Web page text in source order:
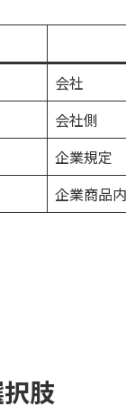
会社
会社側
企業規定
企業商品内
肢